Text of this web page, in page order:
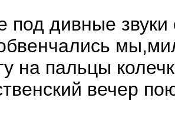
под дивные звуки
на пальцы
вечер